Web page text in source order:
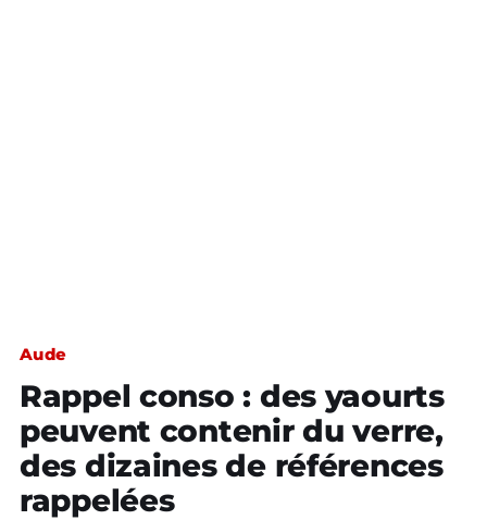
Aude
Rappel conso : des yaourts
peuvent contenir du verre,
des dizaines de références
rappelées